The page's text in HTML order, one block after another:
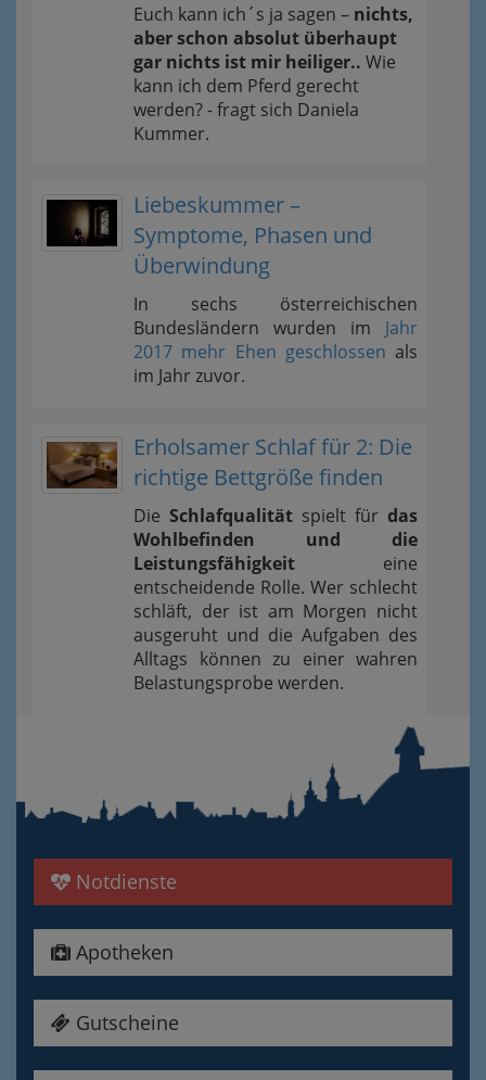
Euch kann ich´s ja sagen – nichts,
aber schon absolut überhaupt
gar nichts ist mir heiliger.. Wie
kann ich dem Pferd gerecht
werden? - fragt sich Daniela
Kummer.
Liebeskummer –
Symptome, Phasen und
Überwindung
In sechs österreichischen
Bundesländern wurden im Jahr
2017 mehr Ehen geschlossen als
im Jahr zuvor.
Erholsamer Schlaf für 2: Die
richtige Bettgröße finden
Die Schlafqualität spielt für das
Wohlbefinden und die
Leistungsfähigkeit eine
entscheidende Rolle. Wer schlecht
schläft, der ist am Morgen nicht
ausgeruht und die Aufgaben des
Alltags können zu einer wahren
Belastungsprobe werden.
Notdienste
Apotheken
Gutscheine